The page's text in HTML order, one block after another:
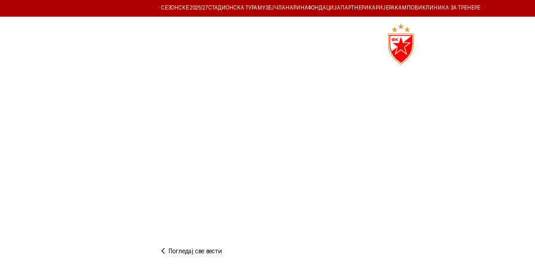
СЕЗОНСКЕ 2026/27СТАДИОНСКА ТУРА МУЗЕЈ ЧЛАНАРИНАФОНДАЦИЈА ПАРТНЕРИ КАРИЈЕРА КАМПОВИ КЛИНИКА ЗА ТРЕНЕРЕ
Погледај све вести